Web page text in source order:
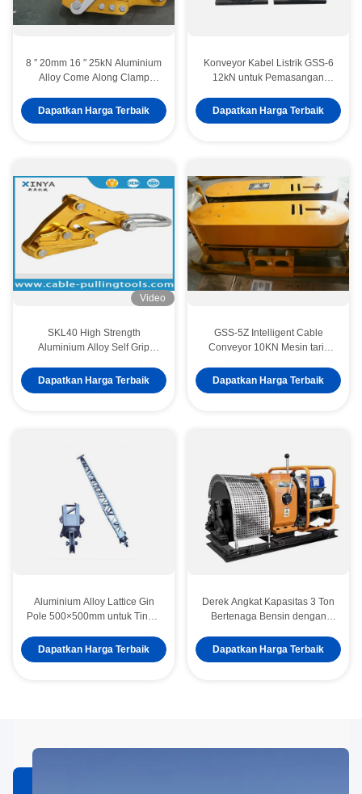
8 ′′ 20mm 16 ′′ 25kN Aluminium
Alloy Come Along Clamp
OPGW
Dapatkan Harga Terbaik
Konveyor Kabel Listrik GSS-6
12kN untuk Pemasangan
Dapatkan Harga Terbaik
Video
SKL40 High Strength
Aluminium Alloy Self Grip
ACSR Zebra Conductor
dengan 40 KN Nominal Load
Dapatkan Harga Terbaik
GSS-5Z Intelligent Cable
Conveyor 10KN Mesin tarik
control dan trek karet tahan
Dapatkan Harga Terbaik
Aluminium Alloy Lattice Gin
Pole 500×500mm untuk Tinggi
Power Konstruksi
Dapatkan Harga Terbaik
Derek Angkat Kapasitas 3 Ton
Bertenaga Bensin dengan
Rangka Baja Portabel untuk
Dapatkan Harga Terbaik